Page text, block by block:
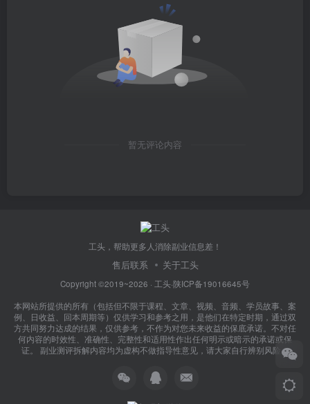
暂无评论内容
工头，帮助更多人消除副业信息差！
售后联系 关于工头
Copyright ©2019~2026 · 工头·陕ICP备19016645号
本网站所提供的所有（包括但不限于课程、文章、视频、音频、学员故事、案
例、日收益、回本周期等）仅供学习和参考之用，是他们在特定时期，通过双
方共同努力达成的结果，仅供参考，不作为对您未来收益的保底承诺。不对任
何内容的时效性、准确性、完整性和适用性作出任何明示或暗示的承诺或保
证。 副业测评拆解内容均为虚构不做指导性意见，请大家自行辨别风险！